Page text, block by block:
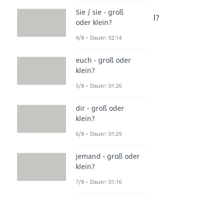
Dauer: 02:32
wie viel oder wieviel?
Dauer: 02:03
Sie / sie - groß
oder klein?
4/8 – Dauer: 02:14
euch - groß oder
klein?
5/8 – Dauer: 01:26
dir - groß oder
klein?
6/8 – Dauer: 01:29
jemand - groß oder
klein?
7/8 – Dauer: 01:16